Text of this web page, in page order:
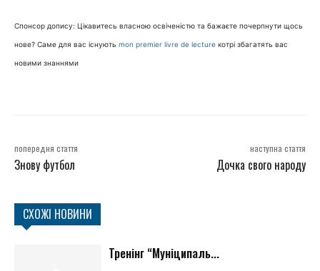
Спонсор допису: Цікавитесь власною освіченістю та бажаєте почерпнути щось
нове? Саме для вас існують mon premier livre de lecture котрі збагатять вас
новими знаннями
попередня стаття
Знову футбол
наступна стаття
Дочка свого народу
СХОЖІ НОВИНИ
Тренінг “Муніципаль...